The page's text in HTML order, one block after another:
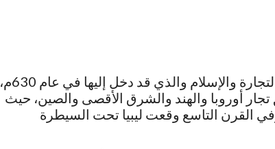
إن تاريخ دولة الإمارات مرتبط ارتباط وثيق بالتجارة والإسلام والذي قد دخل إليها في عام 630م،
أوروبا والهند والشرق الأقصى والصين، حيث
القرن التاسع وقعت ليبيا تحت السيطرة